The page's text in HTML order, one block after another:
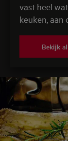
vast heel
keuken, aan
Bekijk